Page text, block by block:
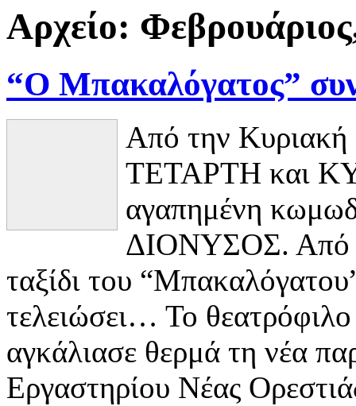
Αρχείο:
“Ο Μπακαλόγατος”
Από την Κυριακή
ΤΕΤΑΡΤΗ και
αγαπημένη
ΔΙΟΝΥΣΟΣ. Από
ταξίδι του
τελειώσει… Το
αγκάλιασε θερμά τη νέα
Εργαστηρίου Νέας